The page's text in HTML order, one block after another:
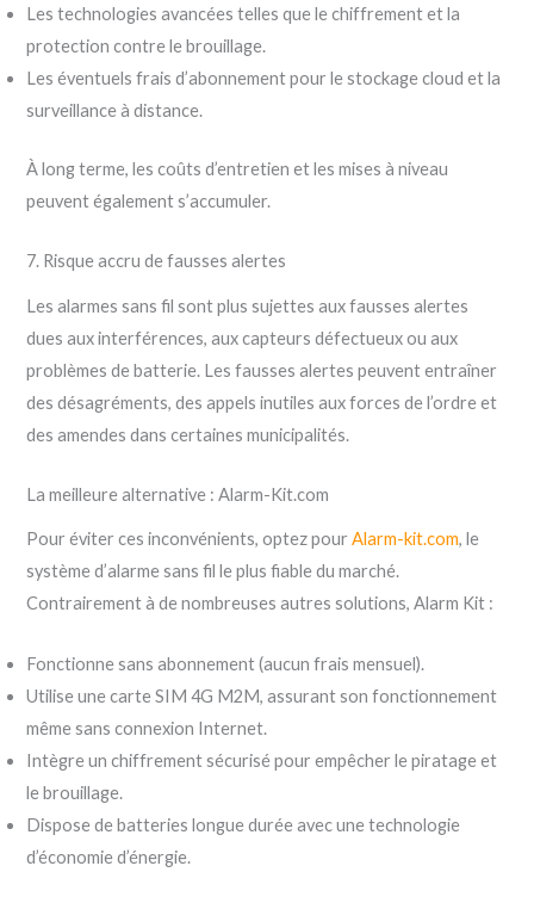
Les technologies avancées telles que le chiffrement et la
protection contre le brouillage.
Les éventuels frais d’abonnement pour le stockage cloud et la
surveillance à distance.
À long terme, les coûts d’entretien et les mises à niveau
peuvent également s’accumuler.
7. Risque accru de fausses alertes
Les alarmes sans fil sont plus sujettes aux fausses alertes
dues aux interférences, aux capteurs défectueux ou aux
problèmes de batterie. Les fausses alertes peuvent entraîner
des désagréments, des appels inutiles aux forces de l’ordre et
des amendes dans certaines municipalités.
La meilleure alternative : Alarm-Kit.com
Pour éviter ces inconvénients, optez pourAlarm-kit.com, le
système d’alarme sans fil le plus fiable du marché.
Contrairement à de nombreuses autres solutions, Alarm Kit :
Fonctionne sans abonnement (aucun frais mensuel).
Utilise une carte SIM 4G M2M, assurant son fonctionnement
même sans connexion Internet.
Intègre un chiffrement sécurisé pour empêcher le piratage et
le brouillage.
Dispose de batteries longue durée avec une technologie
d’économie d’énergie.